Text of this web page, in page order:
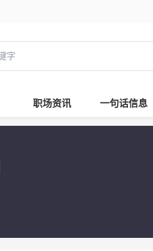
职场资讯 一句话信息